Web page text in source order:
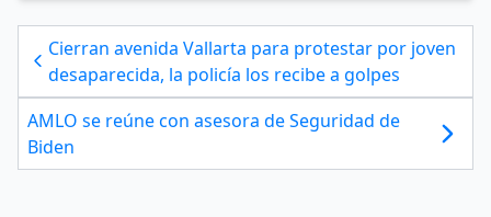
Cierran avenida Vallarta para protestar por joven
desaparecida, la policía los recibe a golpes
AMLO se reúne con asesora de Seguridad de
Biden